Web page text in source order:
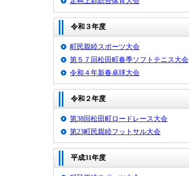
令和３年度
町民親睦スポーツ大会
第５７回松田町春季ソフトテニス大会
令和４年新春卓球大会
令和２年度
第38回松田町ロードレース大会
第23町民親睦フットサル大会
平成31年度